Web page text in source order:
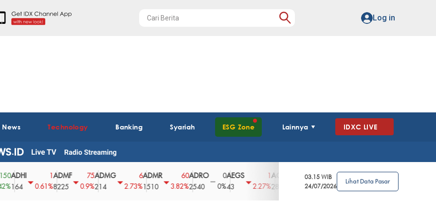
Log in
Technology Banking Syariah ESG Zone Lainnya IDXC LIVE
0.61%
ADMF
8225
75
0.9%
ADMG
214
2.73%
ADMR
1510
60
3.82%
ADRO
2540
0
0%
AEGS
2.27% 2850
3.39%
AGRO
4
2.63%
0%
03.15 WIB
24/07/2026
Lihat Data Pasar